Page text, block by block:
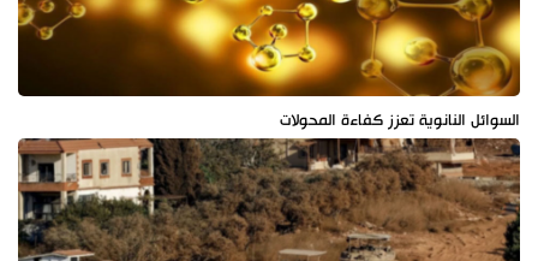
السوائل النانوية تعزز كفاءة المحولات